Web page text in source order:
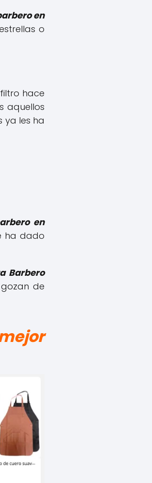
en
o
filtro hace
aquellos
ya les ha
en
ha dado
Barbero
de